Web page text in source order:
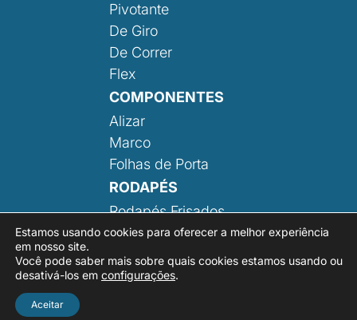
Pivotante
De Giro
De Correr
Flex
COMPONENTES
Alizar
Marco
Folhas de Porta
RODAPÉS
Rodapés Frisados
Rodapé Liso
Estamos usando cookies para oferecer a melhor experiência
em nosso site.
Você pode saber mais sobre quais cookies estamos usando ou
desativá-los em configurações.
Aceitar